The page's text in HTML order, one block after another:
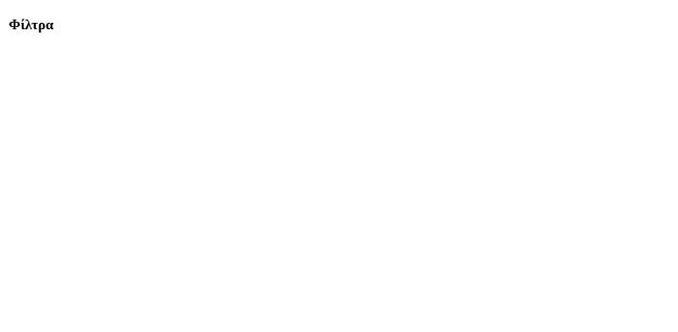
Φίλτρα